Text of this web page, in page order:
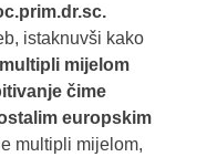
istaknuvši kako
mijelom
čime
europskim
multipli mijelom,